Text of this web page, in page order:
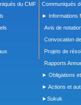
du CMF
Communiqués
► Informations
Avis de
Convocation
Projets de
Rapports
► Obligations
► Actions et
►Sukuk